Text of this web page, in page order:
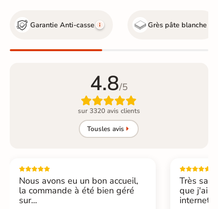
Garantie Anti-casse Grès pâte blanche
4.8/5

sur 3320 avis clients
Tousles avis
Nous avons eu un bon accueil,
la commande à été bien géré
sur...
Très
que j'ai
internet....